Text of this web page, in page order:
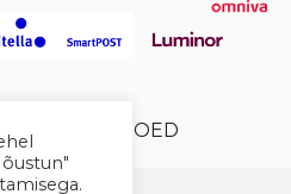
XYSUM E-POED